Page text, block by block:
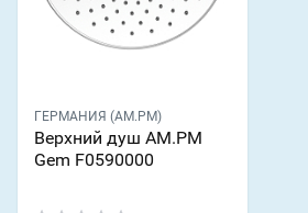
ГЕРМАНИЯ (AM.PM)
Верхний душ AM.PM
Gem F0590000